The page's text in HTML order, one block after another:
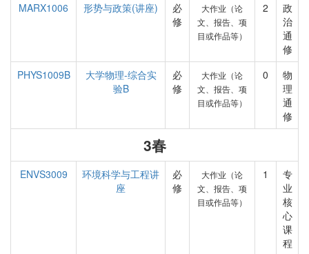
MARX1006
形势与政策(讲座)
必
修
大作业（论
文、报告、项
目或作品等）
2
政
治
通
修
PHYS1009B
大学物理-综合实
验B
必
修
大作业（论
文、报告、项
目或作品等）
0
物
理
通
修
3春
ENVS3009
环境科学与工程讲
座
必
修
大作业（论
文、报告、项
目或作品等）
1
专
业
核
心
课
程